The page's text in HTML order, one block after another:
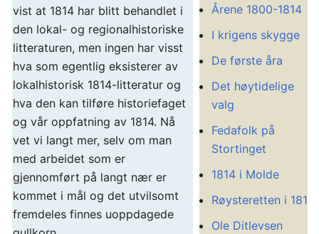
vist at 1814 har blitt behandlet i
den lokal- og regionalhistoriske
litteraturen, men ingen har visst
hva som egentlig eksisterer av
lokalhistorisk 1814-litteratur og
hva den kan tilføre historiefaget
og vår oppfatning av 1814. Nå
vet vi langt mer, selv om man
med arbeidet som er
gjennomført på langt nær er
kommet i mål og det utvilsomt
fremdeles finnes uoppdagede
Årene 1800-1814
I krigens skygge
De første åra
Det høytidelige
valg
Fedafolk på
Stortinget
1814 i Molde
Røysteretten i 1814
Ole Ditlevsen